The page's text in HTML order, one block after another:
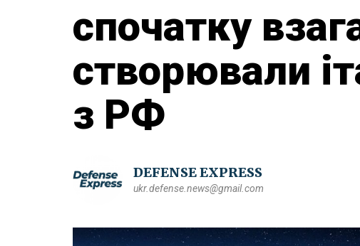
спочатку
створювали
з РФ
DEFENSE EXPRESS
ukr.defense.news@gmail.com